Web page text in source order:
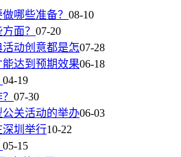
哪些准备？ 08-10
面？ 07-20
动创意都是怎07-28
达到预期效果06-18
04-19
07-30
关活动的举办06-03
深圳举行10-22
05-15